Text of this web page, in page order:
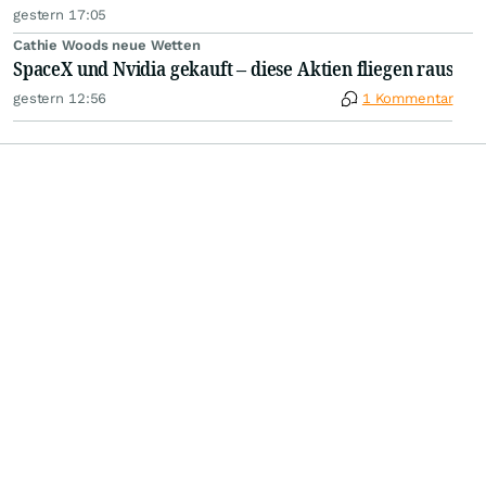
gestern 17:05
Cathie Woods neue Wetten
SpaceX und Nvidia gekauft – diese Aktien fliegen raus
gestern 12:56 1 Kommentar